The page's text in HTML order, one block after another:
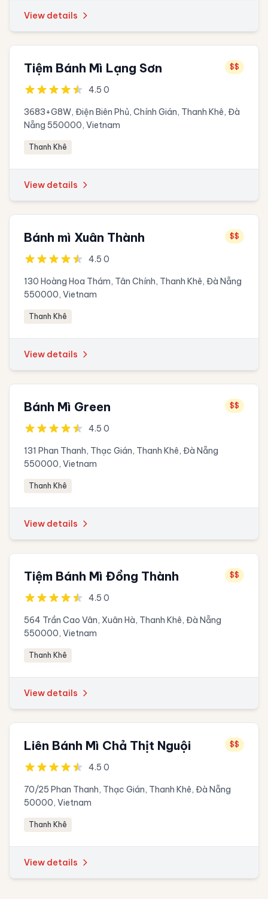
View details
Tiệm Bánh Mì Lạng Sơn $$
4.5 0
3683+G8W, Điện Biên Phủ, Chính Gián, Thanh Khê, Đà
Nẵng 550000, Vietnam
Thanh Khê
View details
Bánh mì Xuân Thành $$
4.5 0
130 Hoàng Hoa Thám, Tân Chính, Thanh Khê, Đà Nẵng
550000, Vietnam
Thanh Khê
View details
Bánh Mì Green $$
4.5 0
131 Phan Thanh, Thạc Gián, Thanh Khê, Đà Nẵng
550000, Vietnam
Thanh Khê
View details
Tiệm Bánh Mì Đồng Thành $$
4.5 0
564 Trần Cao Vân, Xuân Hà, Thanh Khê, Đà Nẵng
550000, Vietnam
Thanh Khê
View details
Liên Bánh Mì Chả Thịt Nguội $$
4.5 0
70/25 Phan Thanh, Thạc Gián, Thanh Khê, Đà Nẵng
50000, Vietnam
Thanh Khê
View details